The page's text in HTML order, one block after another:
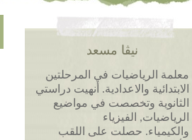
نيڤا مسعد
معلمة الرياضيات في المرحلتين
الابتدائية والاعدادية. أنهيت دراستي
الثانوية وتخصصت في مواضيع
الرياضيات, الفيزياء
والكيمياء. حصلت على اللقب